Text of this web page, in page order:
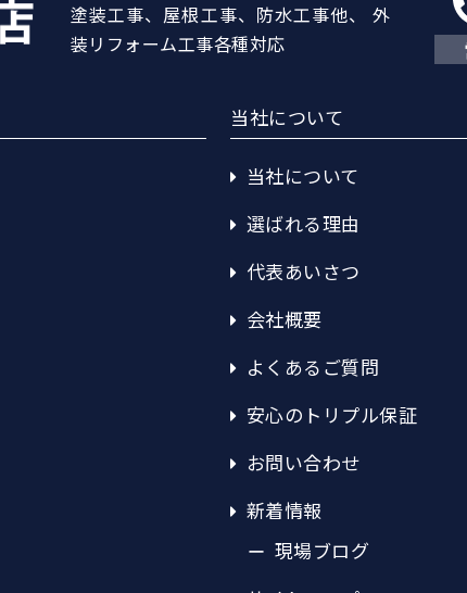
塗装工事、屋根工事、防水工事他、 外
装リフォーム工事各種対応
当社について
当社について
選ばれる理由
代表あいさつ
会社概要
よくあるご質問
安心のトリプル保証
お問い合わせ
新着情報
現場ブログ